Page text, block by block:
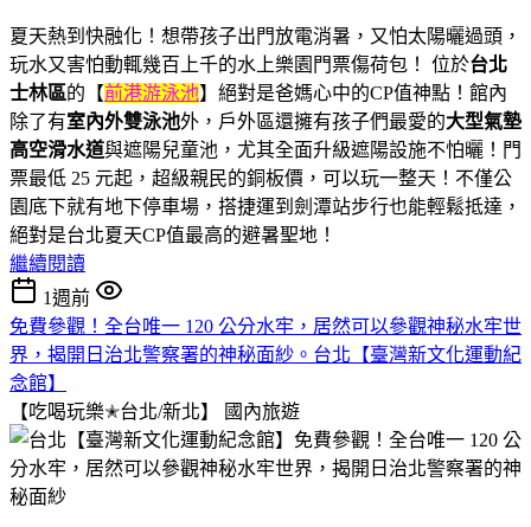
夏天熱到快融化！想帶孩子出門放電消暑，又怕太陽曬過頭，
玩水又害怕動輒幾百上千的水上樂園門票傷荷包！ 位於台北
士林區的【前港游泳池】絕對是爸媽心中的CP值神點！館內
除了有室內外雙泳池外，戶外區還擁有孩子們最愛的大型氣墊
高空滑水道與遮陽兒童池，尤其全面升級遮陽設施不怕曬！門
票最低 25 元起，超級親民的銅板價，可以玩一整天！不僅公
園底下就有地下停車場，搭捷運到劍潭站步行也能輕鬆抵達，
絕對是台北夏天CP值最高的避暑聖地！
繼續閱讀
1週前
免費參觀！全台唯一 120 公分水牢，居然可以參觀神秘水牢世
界，揭開日治北警察署的神秘面紗。台北【臺灣新文化運動紀
念館】
【吃喝玩樂✭台北/新北】
國內旅遊